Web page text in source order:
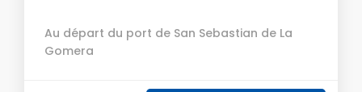
Au départ du port de San Sebastian de La
Gomera